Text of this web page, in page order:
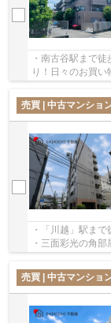
・南古谷駅まで
り！日々のお買い
ス、TVモニター
売買 | 中古マンショ
・「川越」駅ま
・三面彩光の角
売買 | 中古マンショ